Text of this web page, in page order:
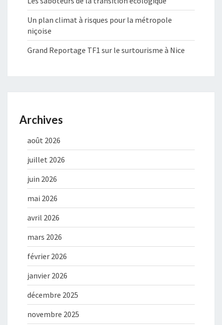
Un plan climat à risques pour la métropole
niçoise
Grand Reportage TF1 sur le surtourisme à Nice
Archives
août 2026
juillet 2026
juin 2026
mai 2026
avril 2026
mars 2026
février 2026
janvier 2026
décembre 2025
novembre 2025